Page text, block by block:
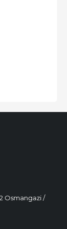
Osmangazi /